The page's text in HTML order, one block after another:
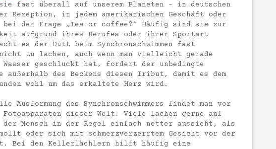
fast überall auf unserem Planeten – in deutschen
Rezeption, in jedem amerikanischen Geschäft oder
der Frage „Tea or coffee?“ Häufig sind sie zur
aufgrund ihres Berufes oder ihrer Sportart
es der Dutt beim Synchronschwimmen fast
zu lachen, auch wenn man vielleicht gerade
geschluckt hat, fordert der unbedingte
außerhalb des Beckens diesen Tribut, damit es dem
wohl um das erkaltete Herz wird.
Ausformung des Synchronschwimmers findet man vor
Fotoapparaten dieser Welt. Viele lachen gerne auf
Mensch in der Regel einfach netter aussieht, als
oder sich mit schmerzverzerrtem Gesicht vor der
Bei den Kellerlächlern hilft häufig eine